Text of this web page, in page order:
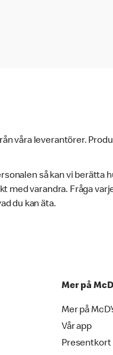
våra leverantörer.
så kan vi
varandra. Fråga
du kan äta.
Mer på
Mer på
Vår app
Presentkort